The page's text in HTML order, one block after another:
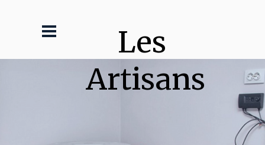
Les
Artisans